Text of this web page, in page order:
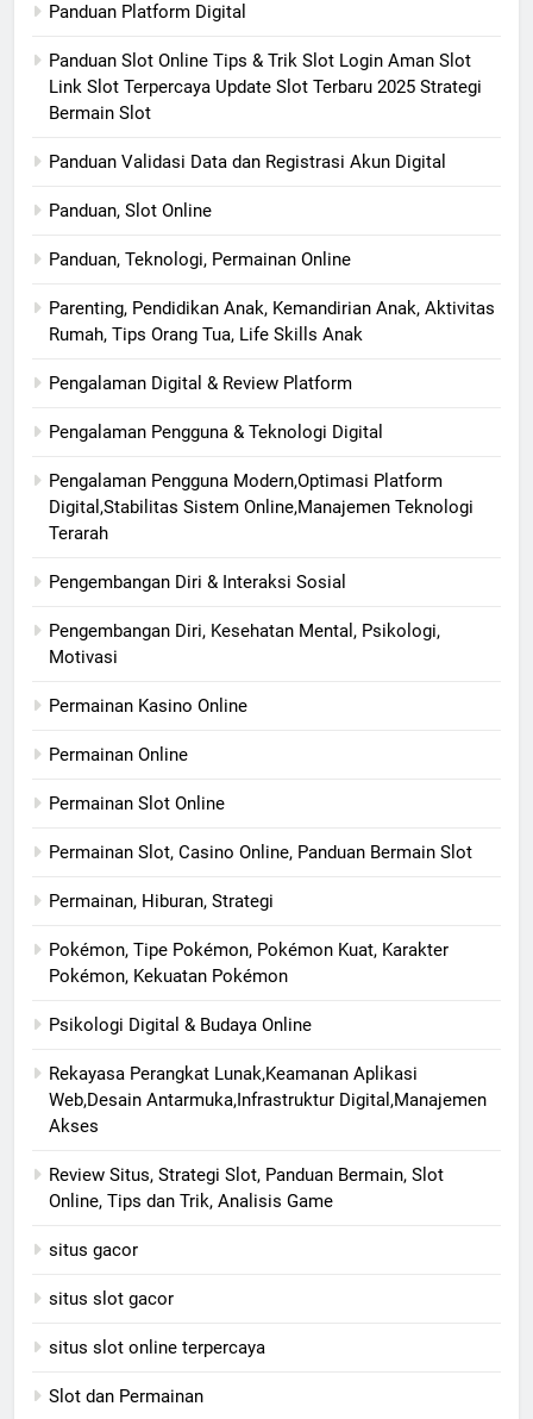
Panduan Platform Digital
Panduan Slot Online Tips & Trik Slot Login Aman Slot
Link Slot Terpercaya Update Slot Terbaru 2025 Strategi
Bermain Slot
Panduan Validasi Data dan Registrasi Akun Digital
Panduan, Slot Online
Panduan, Teknologi, Permainan Online
Parenting, Pendidikan Anak, Kemandirian Anak, Aktivitas
Rumah, Tips Orang Tua, Life Skills Anak
Pengalaman Digital & Review Platform
Pengalaman Pengguna & Teknologi Digital
Pengalaman Pengguna Modern,Optimasi Platform
Digital,Stabilitas Sistem Online,Manajemen Teknologi
Terarah
Pengembangan Diri & Interaksi Sosial
Pengembangan Diri, Kesehatan Mental, Psikologi,
Motivasi
Permainan Kasino Online
Permainan Online
Permainan Slot Online
Permainan Slot, Casino Online, Panduan Bermain Slot
Permainan, Hiburan, Strategi
Pokémon, Tipe Pokémon, Pokémon Kuat, Karakter
Pokémon, Kekuatan Pokémon
Psikologi Digital & Budaya Online
Rekayasa Perangkat Lunak,Keamanan Aplikasi
Web,Desain Antarmuka,Infrastruktur Digital,Manajemen
Akses
Review Situs, Strategi Slot, Panduan Bermain, Slot
Online, Tips dan Trik, Analisis Game
situs gacor
situs slot gacor
situs slot online terpercaya
Slot dan Permainan